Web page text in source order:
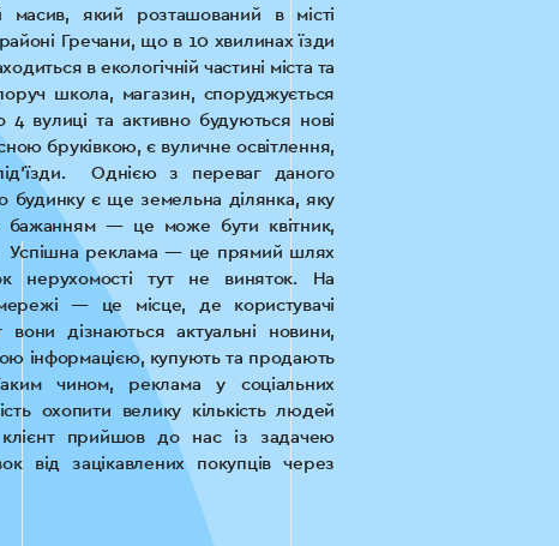
який розташований в місті
Гречани, що в 10 хвилинах їзди
в екологічній частині міста та
школа, магазин, споруджується
вулиці та активно будуються нові
бруківкою, є вуличне освітлення,
Однією з переваг даного
будинку є ще земельна ділянка, яку
бажанням — це може бути квітник,
Успішна реклама — це прямий шлях
нерухомості тут не виняток. На
— це місце, де користувачі
дізнаються актуальні новини,
інформацією, купують та продають
чином, реклама у соціальних
охопити велику кількість людей
прийшов до нас із задачею
від зацікавлених покупців через
Instagram. Слід відмітити, що це не
тому ми одразу взялися до активної